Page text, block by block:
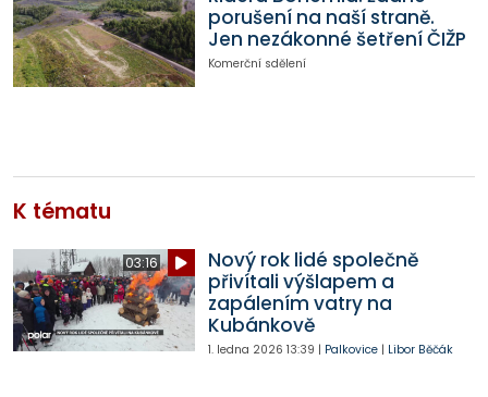
porušení na naší straně.
Jen nezákonné šetření ČIŽP
Komerční sdělení
K tématu
03:16
Nový rok lidé společně
přivítali výšlapem a
zapálením vatry na
Kubánkově
1. ledna 2026 13:39 | Palkovice| Libor Běčák